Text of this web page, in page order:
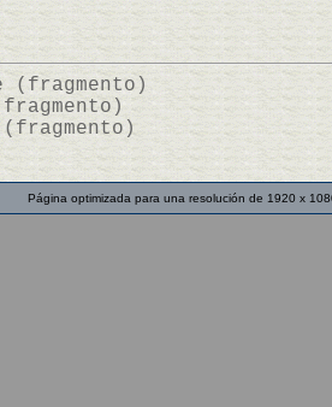
(fragmento)
Página optimizada para una resolución de 1920 x